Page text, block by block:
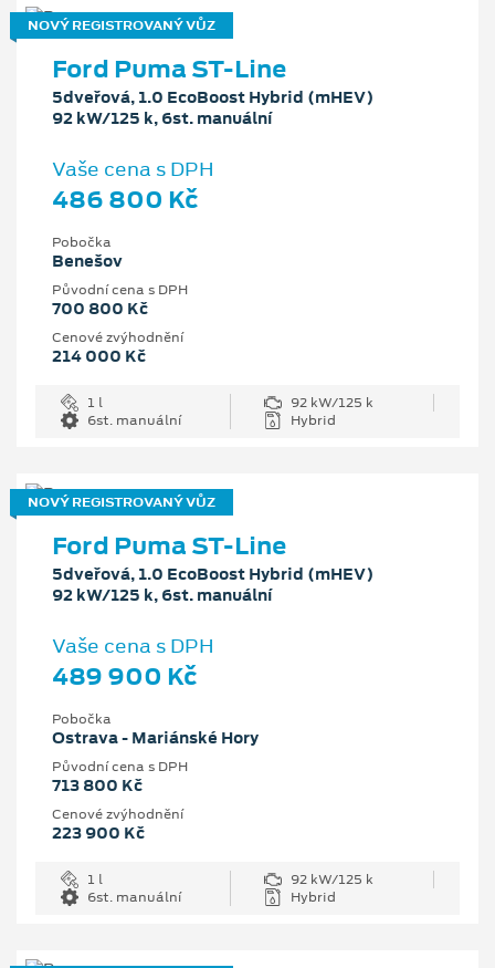
NOVÝ REGISTROVANÝ VŮZ
Ford Puma ST-Line
5dveřová, 1.0 EcoBoost Hybrid (mHEV)
92 kW/125 k, 6st. manuální
Vaše cena s DPH
486 800 Kč
Pobočka
Benešov
Původní cena s DPH
700 800 Kč
Cenové zvýhodnění
214 000 Kč
1 l
92 kW/125 k
6st. manuální
Hybrid
NOVÝ REGISTROVANÝ VŮZ
Ford Puma ST-Line
5dveřová, 1.0 EcoBoost Hybrid (mHEV)
92 kW/125 k, 6st. manuální
Vaše cena s DPH
489 900 Kč
Pobočka
Ostrava - Mariánské Hory
Původní cena s DPH
713 800 Kč
Cenové zvýhodnění
223 900 Kč
1 l
92 kW/125 k
6st. manuální
Hybrid